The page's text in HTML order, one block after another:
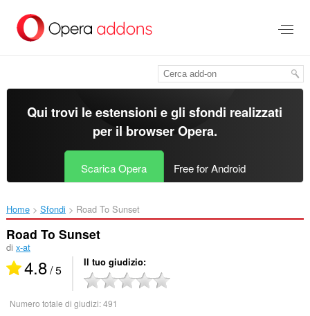
contenuto
Qui trovi le estensioni e gli sfondi realizzati
per il browser Opera.
Scarica Opera Free for Android
Home Sfondi Road To Sunset‎
Road To Sunset
di x-at
4.8/ 5 Il tuo giudizio
Numero totale di giudizi:491